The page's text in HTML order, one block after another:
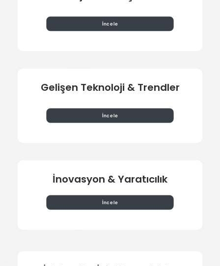
İncele
Gelişen Teknoloji & Trendler
İncele
İnovasyon & Yaratıcılık
İncele